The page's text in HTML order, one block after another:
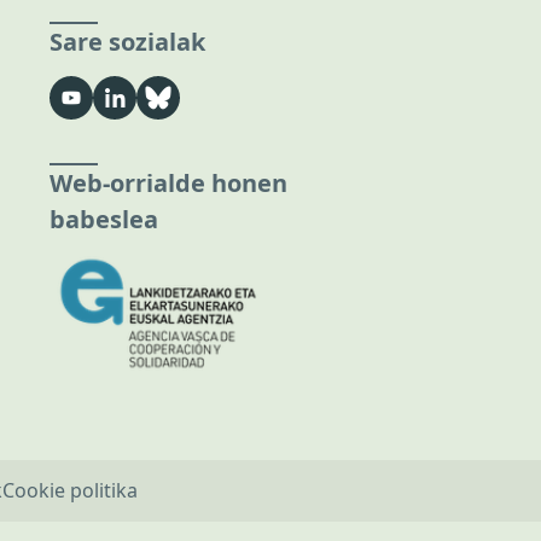
Sare sozialak
Web-orrialde honen
babeslea
Cookie politika